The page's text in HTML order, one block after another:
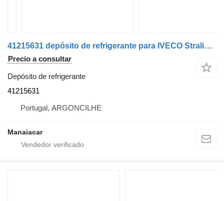
41215631 depósito de refrigerante para IVECO Stralis | 12 cabeza tractora
Precio a consultar
Depósito de refrigerante
41215631
Portugal, ARGONCILHE
Manaiacar